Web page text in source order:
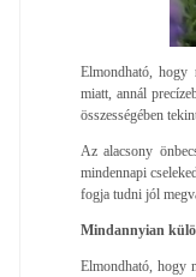
Elmondható, hogy
miatt, annál
összességében
Az alacsony
mindennapi
fogja tudni jól
Mindannyian
Elmondható, hogy